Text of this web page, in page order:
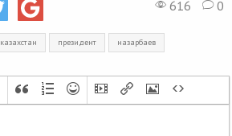
616
0
казахстан президент назарбаев